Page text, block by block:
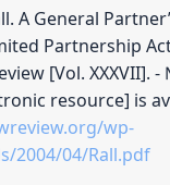
A General
Partnership
[Vol. XXXVII]. -
resource] is
wp-
2004/04/Rall.pdf